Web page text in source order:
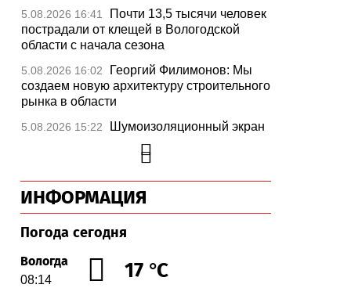
5.08.2026 16:41
Почти 13,5 тысячи человек
пострадали от клещей в Вологодской
области с начала сезона
5.08.2026 16:02
Георгий Филимонов: Мы
создаем новую архитектуру строительного
рынка в области
5.08.2026 15:22
Шумоизоляционный экран
на Белозерском шоссе в Вологде
превратили в «космическую» галерею
5.08.2026 14:55 Улицу Чернышевского в
Вологде отремонтируют значительно
раньше срока
5.08.2026 13:47
Вологодская область
вошла в число лидеров по росту
рождаемости
ИНФОРМАЦИЯ
Погода сегодня
Вологда
08:14 17 °C